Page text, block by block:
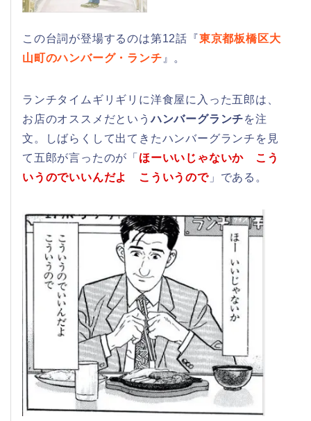
この台詞が登場するのは第12話『東京都板橋区大
山町のハンバーグ・ランチ 』。
ランチタイムギリギリに洋食屋に入った五郎は、
お店のオススメだというハンバーグランチを注
文。しばらくして出てきたハンバーグランチを見
て五郎が言ったのが「 ほーいいじゃないか こう
いうのでいいんだよ こういうので」である。